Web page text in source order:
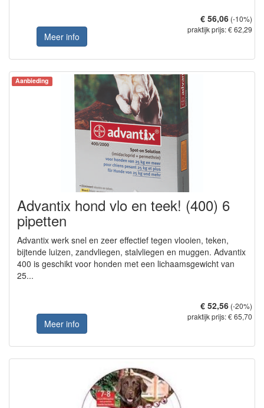
Meer info
€ 56,06 (-10%)
praktijk prijs: € 62,29
Aanbieding
Advantix hond vlo en teek! (400) 6
pipetten
Advantix werk snel en zeer effectief tegen vlooien, teken,
bijtende luizen, zandvliegen, stalvliegen en muggen. Advantix
400 is geschikt voor honden met een lichaamsgewicht van
25...
Meer info
€ 52,56 (-20%)
praktijk prijs: € 65,70